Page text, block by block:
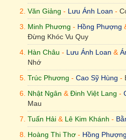
Văn Giảng - Lưu Ánh Loan -
Minh Phương - Hồng Phượng
Đừng Khóc Vu Quy
Hàn Châu - Lưu Ánh Loan &
Nhớ
Trúc Phương - Cao Sỹ Hùng -
Nhật Ngân & Đinh Việt Lang -
Mau
Tuấn Hải & Lê Kim Khánh -
Hoàng Thi Thơ - Hồng Phượng